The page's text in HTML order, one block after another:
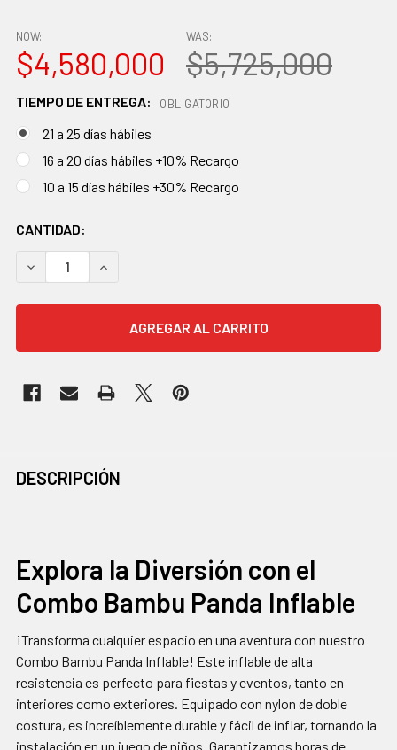
NOW:
$4,580,000
WAS:
$5,725,000
TIEMPO DE ENTREGA: OBLIGATORIO
21 a 25 días hábiles
16 a 20 días hábiles +10% Recargo
10 a 15 días hábiles +30% Recargo
EXISTENCIAS
ACTUALES:
CANTIDAD:
DISMINUIR CANTIDAD:AUMENTAR CANTIDAD:
JUNTOS
SELECCIONAR
TODO
AGREGAR
SELECCIONADOS
AL CARRITO
DESCRIPCIÓN
Explora la Diversión con el
Combo Bambu Panda Inflable
¡Transforma cualquier espacio en una aventura con nuestro
Combo Bambu Panda Inflable! Este inflable de alta
resistencia es perfecto para fiestas y eventos, tanto en
interiores como exteriores. Equipado con nylon de doble
costura, es increíblemente durable y fácil de inflar, tornando la
instalación en un juego de niños. Garantizamos horas de